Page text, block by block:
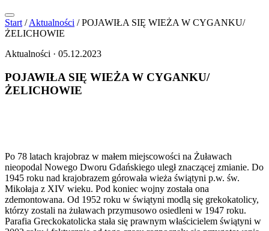
Start / Aktualności / POJAWIŁA SIĘ WIEŻA W CYGANKU/
ŻELICHOWIE
Aktualności · 05.12.2023
POJAWIŁA SIĘ WIEŻA W CYGANKU/
ŻELICHOWIE
Po 78 latach krajobraz w małem miejscowości na Żuławach
nieopodal Nowego Dworu Gdańskiego uległ znaczącej zmianie. Do
1945 roku nad krajobrazem górowała wieża świątyni p.w. św.
Mikołaja z XIV wieku. Pod koniec wojny została ona
zdemontowana. Od 1952 roku w świątyni modlą się grekokatolicy,
którzy zostali na żuławach przymusowo osiedleni w 1947 roku.
Parafia Greckokatolicka stała się prawnym właścicielem świątyni w